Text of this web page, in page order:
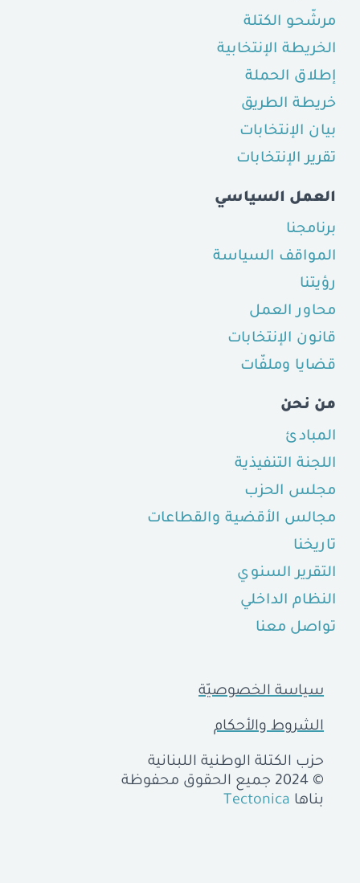
مرشّحو الكتلة
الخريطة الإنتخابية
إطلاق الحملة
خريطة الطريق
بيان الإنتخابات
تقرير الإنتخابات
العمل السياسي
برنامجنا
المواقف السياسة
رؤيتنا
محاور العمل
قانون الإنتخابات
قضايا وملفّات
من نحن
المبادئ
اللجنة التنفيذية
مجلس الحزب
مجالس الأقضية والقطاعات
تاريخنا
التقرير السنوي
النظام الداخلي
تواصل معنا
سياسة الخصوصيّة
الشروط والأحكام
حزب الكتلة الوطنية اللبنانية
© 2024 جميع الحقوق محفوظة
بناها Tectonica